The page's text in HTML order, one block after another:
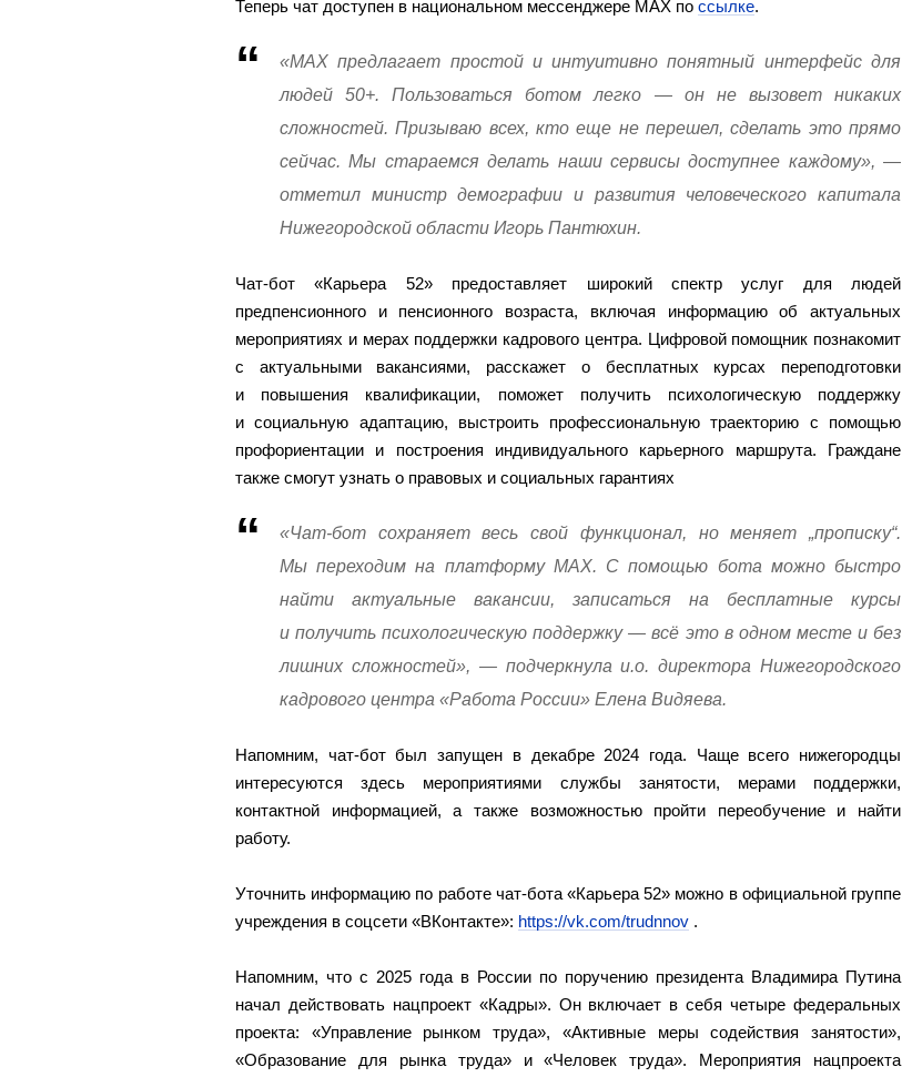
Теперь чат доступен в национальном мессенджере MAX по ссылке.
«MAX предлагает простой и интуитивно понятный интерфейс для
людей 50+. Пользоваться ботом легко — он не вызовет никаких
сложностей. Призываю всех, кто еще не перешел, сделать это прямо
сейчас. Мы стараемся делать наши сервисы доступнее каждому», —
отметил министр демографии и развития человеческого капитала
Нижегородской области Игорь Пантюхин.
Чат-бот «Карьера 52» предоставляет широкий спектр услуг для людей
предпенсионного и пенсионного возраста, включая информацию об актуальных
мероприятиях и мерах поддержки кадрового центра. Цифровой помощник познакомит
с актуальными вакансиями, расскажет о бесплатных курсах переподготовки
и повышения квалификации, поможет получить психологическую поддержку
и социальную адаптацию, выстроить профессиональную траекторию с помощью
профориентации и построения индивидуального карьерного маршрута. Граждане
также смогут узнать о правовых и социальных гарантиях
«Чат-бот сохраняет весь свой функционал, но меняет „прописку“.
Мы переходим на платформу MAX. С помощью бота можно быстро
найти актуальные вакансии, записаться на бесплатные курсы
и получить психологическую поддержку — всё это в одном месте и без
лишних сложностей», — подчеркнула и.о. директора Нижегородского
кадрового центра «Работа России» Елена Видяева.
Напомним, чат-бот был запущен в декабре 2024 года. Чаще всего нижегородцы
интересуются здесь мероприятиями службы занятости, мерами поддержки,
контактной информацией, а также возможностью пройти переобучение и найти
работу.
Уточнить информацию по работе чат-бота «Карьера 52» можно в официальной группе
учреждения в соцсети «ВКонтакте»: https://vk.com/trudnnov .
Напомним, что с 2025 года в России по поручению президента Владимира Путина
начал действовать нацпроект «Кадры». Он включает в себя четыре федеральных
проекта: «Управление рынком труда», «Активные меры содействия занятости»,
«Образование для рынка труда» и «Человек труда». Мероприятия нацпроекта